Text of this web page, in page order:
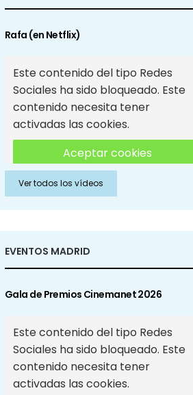
Rafa (en Netflix)
Este contenido del tipo Redes
Sociales ha sido bloqueado. Este
contenido necesita tener
activadas las cookies.
Aceptar cookies
Aceptar cookies de Redes
Sociales
Ver todos los vídeos
EVENTOS MADRID
Gala de Premios Cinemanet 2026
Este contenido del tipo Redes
Sociales ha sido bloqueado. Este
contenido necesita tener
activadas las cookies.